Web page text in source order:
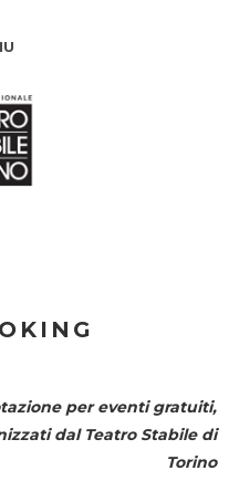
per eventi gratuiti,
dal Teatro Stabile di
Torino